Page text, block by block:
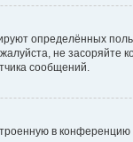
определённых
не
сообщений.
в